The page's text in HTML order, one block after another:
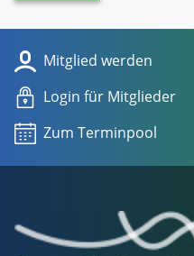
Mitglied werden
Login für Mitglieder
Zum Terminpool